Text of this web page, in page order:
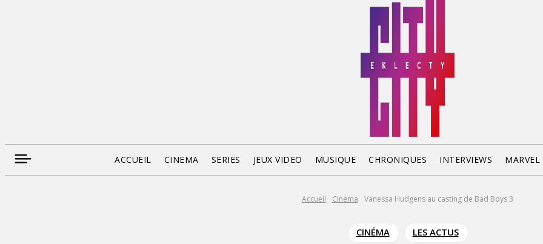
ACCUEIL CINEMA SERIES JEUX VIDEO MUSIQUE CHRONIQUES INTERVIEWS
Accueil Cinéma Vanessa Hudgens au casting de Bad Boys 3
CINÉMA LES ACTUS